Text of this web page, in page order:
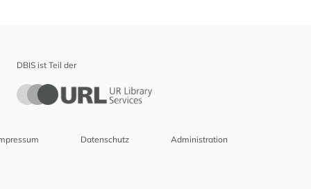
DBIS ist Teil der
Datenschutz Administration